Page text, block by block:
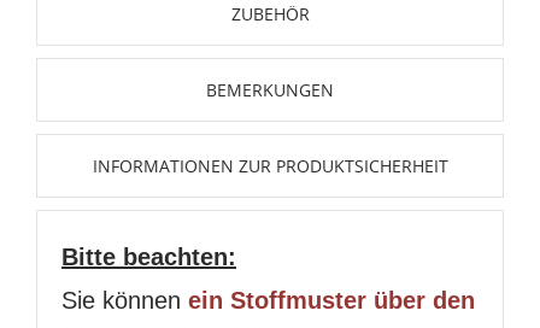
ZUBEHÖR
BEMERKUNGEN
INFORMATIONEN ZUR PRODUKTSICHERHEIT
Bitte beachten:
Sie können ein Stoffmuster über den